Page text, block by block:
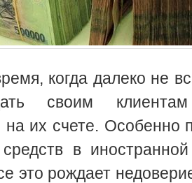
когда далеко не
своим
их счете. Особенно
в
это рождает